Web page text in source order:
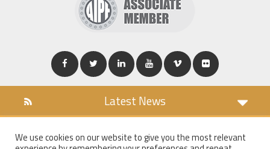
Latest News
COOKIES POLICY
We use cookies on our website to give you the most relevant